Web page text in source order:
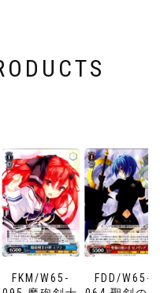
FKM/W65-
FDD/W65-